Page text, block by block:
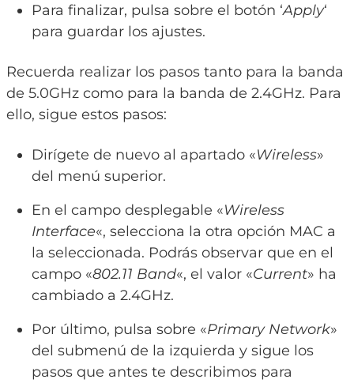
Para finalizar, pulsa sobre el botón ‘Apply‘
para guardar los ajustes.
Recuerda realizar los pasos tanto para la banda
de 5.0GHz como para la banda de 2.4GHz. Para
ello, sigue estos pasos:
Dirígete de nuevo al apartado «Wireless»
del menú superior.
En el campo desplegable «Wireless
Interface«, selecciona la otra opción MAC a
la seleccionada. Podrás observar que en el
campo «802.11 Band«, el valor «Current» ha
cambiado a 2.4GHz.
Por último, pulsa sobre «Primary Network»
del submenú de la izquierda y sigue los
pasos que antes te describimos para